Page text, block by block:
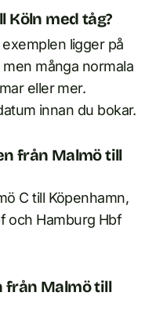
Köln med tåg?
ligger på
många normala
eller mer.
innan du bokar.
från Malmö till
C till Köpenhamn,
och Hamburg Hbf
från Malmö till